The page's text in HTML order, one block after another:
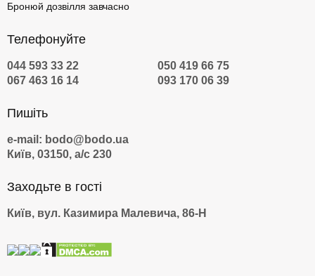
Бронюй дозвілля завчасно
Телефонуйте
044 593 33 22
050 419 66 75
067 463 16 14
093 170 06 39
Пишіть
e-mail: bodo@bodo.ua
Київ, 03150, а/с 230
Заходьте в гості
Київ, вул. Казимира Малевича, 86-Н